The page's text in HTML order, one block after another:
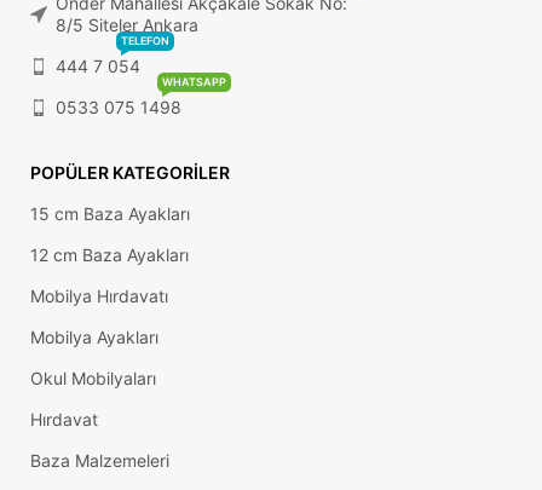
8/5 Siteler Ankara
444 7 054
TELEFON
0533 075 1498
WHATSAPP
POPÜLER KATEGORILER
15 cm Baza Ayakları
12 cm Baza Ayakları
Mobilya Hırdavatı
Mobilya Ayakları
Okul Mobilyaları
Hırdavat
Baza Malzemeleri